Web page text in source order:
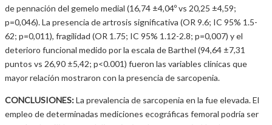
de pennación del gemelo medial (16,74 ±4,04º vs 20,25 ±4,59;
p=0,046). La presencia de artrosis significativa (OR 9.6; IC 95% 1.5-
62; p=0,011), fragilidad (OR 1.75; IC 95% 1.12-2.8; p=0,007) y el
deterioro funcional medido por la escala de Barthel (94,64 ±7,31
puntos vs 26,90 ±5,42; p<0.001) fueron las variables clínicas que
mayor relación mostraron con la presencia de sarcopenia.
CONCLUSIONES:La prevalencia de sarcopenia en la fue elevada. El
empleo de determinadas mediciones ecográficas femoral podría ser